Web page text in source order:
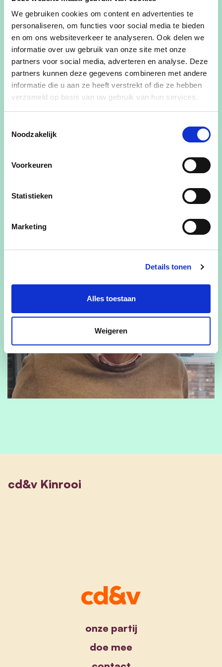
We gebruiken cookies om content en advertenties te
personaliseren, om functies voor social media te bieden
en om ons websiteverkeer te analyseren. Ook delen we
informatie over uw gebruik van onze site met onze
partners voor social media, adverteren en analyse. Deze
partners kunnen deze gegevens combineren met andere
informatie die u aan ze heeft verstrekt of die ze hebben
verzameld op basis van uw gebruik van hun services.
Noodzakelijk
Voorkeuren
Statistieken
Marketing
Details tonen
Alles toestaan
Weigeren
burgemeester van Kinrooi (1989-1994 en 2001-
2012). Hij was voorzitter van de Limburgse
provincieraad en federaal en Vlaams
volksvertegenwoordiger.
Momenteel is hij voorzitter van Agropolis,
Boterakker vzw, voorzitter van het
Jeugdzorgcentrum Kinrooi-Maaseik-Bree en
bestuurder campus Moza-RT.
Hij is gehuwd met Rita Vanhoef, vader van Jo en
en Fien.
cd&v Kinrooi
onze partij
doe mee